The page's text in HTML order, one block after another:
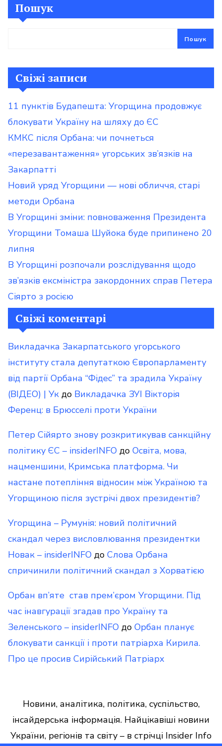
Пошук
Пошук
Свіжі записи
11 пунктів Будапешта: Угорщина продовжує
блокувати Україну на шляху до ЄС
КМКС після Орбана: чи почнеться
«перезавантаження» угорських зв’язків на
Закарпатті
Новий уряд Угорщини — нові обличчя, старі
методи Орбана
В Угорщині зміни: повноваження Президента
Угорщини Томаша Шуйока буде припинено 20
липня
В Угорщині розпочали розслідування щодо
зв’язків ексміністра закордонних справ Петера
Сіярто з росією
Свіжі коментарі
Викладачка Закарпатського угорського
інституту стала депутаткою Європарламенту
від партії Орбана “Фідес” та зрадила Україну
(ВІДЕО) | Ук до Викладачка ЗУІ Вікторія
Ференц: в Брюсселі проти України
Петер Сійярто знову розкритикував санкційну
політику ЄС – insiderINFO до Освіта, мова,
нацменшини, Кримська платформа. Чи
настане потепління відносин між Україною та
Угорщиною після зустрічі двох президентів?
Угорщина – Румунія: новий політичний
скандал через висловлювання президентки
Новак – insiderINFO до Слова Орбана
спричинили політичний скандал з Хорватією
Орбан вп’яте став прем’єром Угорщини. Під
час інавгурації згадав про Україну та
Зеленського – insiderINFO до Орбан планує
блокувати санкції і проти патріарха Кирила.
Про це просив Сирійський Патріарх
Новини, аналітика, політика, суспільство,
інсайдерська інформація. Найцікавіші новини
України, регіонів та світу – в стрічці Insider Info